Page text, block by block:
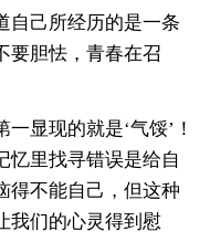
己所经历的是一条
要胆怯，青春在召
显现的就是‘气馁’！
忆里找寻错误是给自
得不能自己，但这种
我们的心灵得到慰